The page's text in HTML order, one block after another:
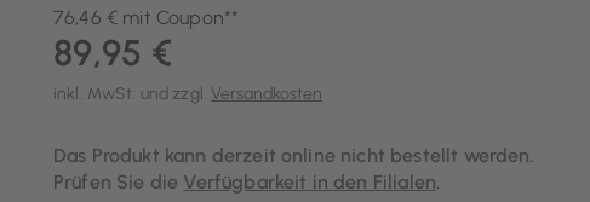
76,46 € mit Coupon**
89,95 €
inkl. MwSt. und zzgl. Versandkosten
Das Produkt kann derzeit online nicht bestellt werden.
Prüfen Sie die Verfügbarkeit in den Filialen.